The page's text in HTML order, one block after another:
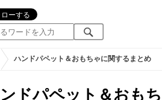
ハンドパペット＆おもちゃに関するまとめ
ンドパペット＆おも